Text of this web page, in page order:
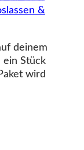
&
deinem
ein Stück
wird